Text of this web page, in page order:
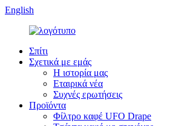
English
Σπίτι
Σχετικά με εμάς
Η ιστορία μας
Εταιρικά νέα
Συχνές ερωτήσεις
Προϊόντα
Φίλτρο καφέ UFO Drape